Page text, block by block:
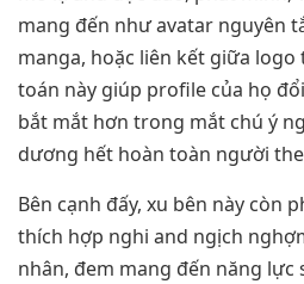
mang đến như avatar nguyên
manga, hoặc liên kết giữa logo
toán này giúp profile của họ
bắt mắt hơn trong mắt chú ý
dương hết hoàn toàn người
Bên cạnh đấy, xu bên này còn
thích hợp nghi and ngịch
nhân, đem mang đến năng lực